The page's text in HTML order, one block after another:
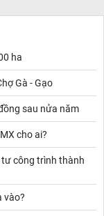
ha
Gà - Gạo
sau nửa năm
cho ai?
tư công trình thành
vào?